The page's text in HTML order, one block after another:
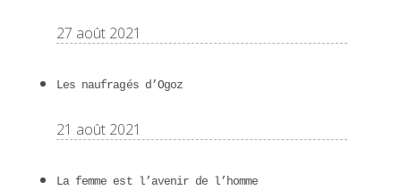
27 août 2021
Les naufragés d’Ogoz
21 août 2021
La femme est l’avenir de l’homme